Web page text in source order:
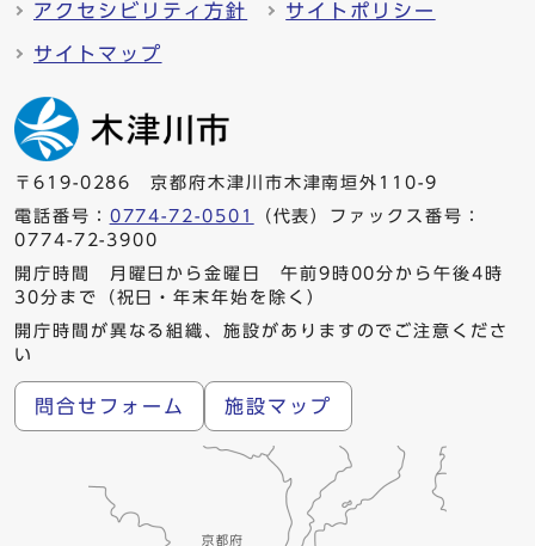
アクセシビリティ方針 サイトポリシー
サイトマップ
〒619-0286 京都府木津川市木津南垣外110-9
電話番号： 0774-72-0501
（代表）ファックス番号：
0774-72-3900
開庁時間 月曜日から金曜日 午前9時00分から午後4時
30分まで（祝日・年末年始を除く）
開庁時間が異なる組織、施設がありますのでご注意くださ
い
問合せフォーム 施設マップ